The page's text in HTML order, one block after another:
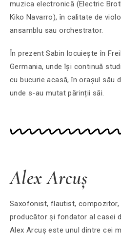
muzica electronică (Electric
Kiko Navarro), în calitate de
ansamblu sau orchestrator.
În prezent Sabin locuiește în
Germania, unde își continuă
cu bucurie acasă, în orașul său
unde s-au mutat părinții săi.
Alex Arcuș
Saxofonist, flautist, compozitor,
producător și fondator al casei
Alex Arcuș este unul dintre cei